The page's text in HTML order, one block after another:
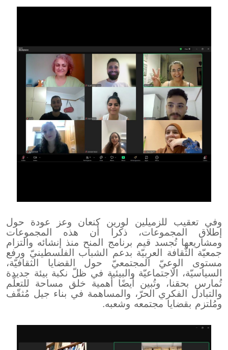
وفي تعقيب للزميلين لورين كنعان وعز عودة حول
إطلاق المجموعات، ذكرا أن هذه المجموعات
ومشاريعها تُجسد قيم برنامج المنح منذ إنشائه والتزام
جمعيّة الثّقافة العربيّة بدعم الشباب الفلسطينيّ ورفع
مستوى الوعيّ المجتمعيّ حول القضايا الثقافيّة،
السياسيّة، الاجتماعيّة والبيئية في ظلّ نكبة بيئة جديدة
تُمارس بحقنا، وتُبين أيضًا أهمية خلق مساحة للتعلّم
والتبادل الفكري الحرّ، والمساهمة في بناء جيل مُثقّف
ومُلتزم بقضايا مجتمعه وشعبه.